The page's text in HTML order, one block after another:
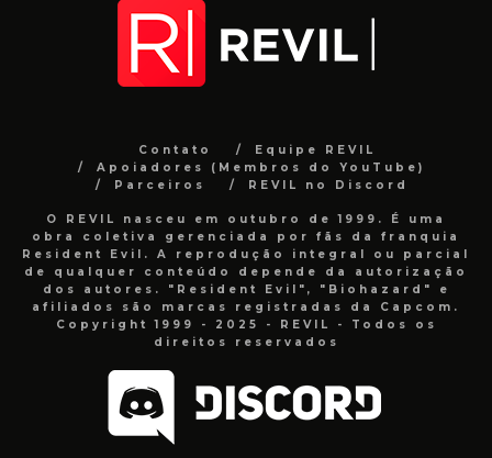
Contato
Equipe REVIL
Apoiadores (Membros do YouTube)
Parceiros
REVIL no Discord
O REVIL nasceu em outubro de 1999. É uma
obra coletiva gerenciada por fãs da franquia
Resident Evil. A reprodução integral ou parcial
de qualquer conteúdo depende da autorização
dos autores. "Resident Evil", "Biohazard" e
afiliados são marcas registradas da Capcom.
Copyright 1999 - 2025 - REVIL - Todos os
direitos reservados